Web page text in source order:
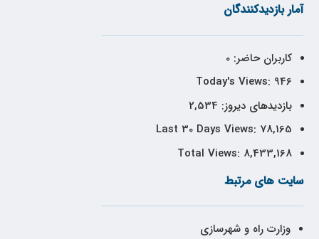
آمار بازدیدکنندگان
کاربران حاضر:0
Today's Views: 946
بازدیدهای دیروز: 2,534
Last 30 Days Views: 78,165
Total Views: 8,433,168
سایت های مرتبط
وزارت راه و شهرسازی